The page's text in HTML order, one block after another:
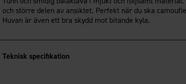
och större delen av ansiktet. Perfekt när du ska
Huvan är även ett bra skydd mot bitande kyla.
Teknisk specifikation